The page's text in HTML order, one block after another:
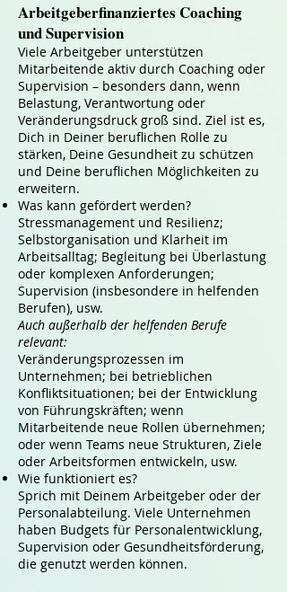
Arbeitgeberfinanziertes Coaching
und Supervision
Viele Arbeitgeber unterstützen
Mitarbeitende aktiv durch Coaching oder
Supervision – besonders dann, wenn
Belastung, Verantwortung oder
Veränderungsdruck groß sind. Ziel ist es,
Dich in Deiner beruflichen Rolle zu
stärken, Deine Gesundheit zu schützen
und Deine beruflichen Möglichkeiten zu
erweitern.
Was kann gefördert werden?
Stressmanagement und Resilienz;
Selbstorganisation und Klarheit im
Arbeitsalltag; Begleitung bei Überlastung
oder komplexen Anforderungen;
Supervision (insbesondere in helfenden
Berufen), usw.
Auch außerhalb der helfenden Berufe
relevant:
Veränderungsprozessen im
Unternehmen; bei betrieblichen
Konfliktsituationen; bei der Entwicklung
von Führungskräften; wenn
Mitarbeitende neue Rollen übernehmen;
oder wenn Teams neue Strukturen, Ziele
oder Arbeitsformen entwickeln, usw.
Wie funktioniert es?
Sprich mit Deinem Arbeitgeber oder der
Personalabteilung. Viele Unternehmen
haben Budgets für Personalentwicklung,
Supervision oder Gesundheitsförderung,
die genutzt werden können.